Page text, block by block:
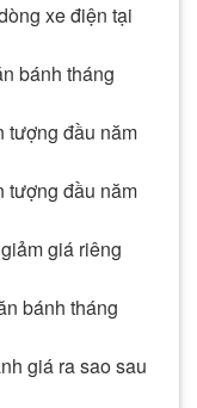
xe điện tại
bánh tháng
tượng đầu năm
tượng đầu năm
giá riêng
bánh tháng
giá ra sao sau